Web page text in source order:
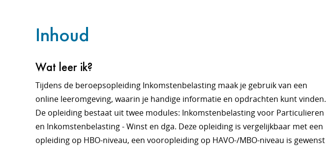
Inhoud
Wat leer ik?
Tijdens de beroepsopleiding Inkomstenbelasting maak je gebruik van een
online leeromgeving, waarin je handige informatie en opdrachten kunt vinden.
De opleiding bestaat uit twee modules: Inkomstenbelasting voor Particulieren
en Inkomstenbelasting - Winst en dga. Deze opleiding is vergelijkbaar met een
opleiding op HBO-niveau, een vooropleiding op HAVO-/MBO-niveau is gewenst